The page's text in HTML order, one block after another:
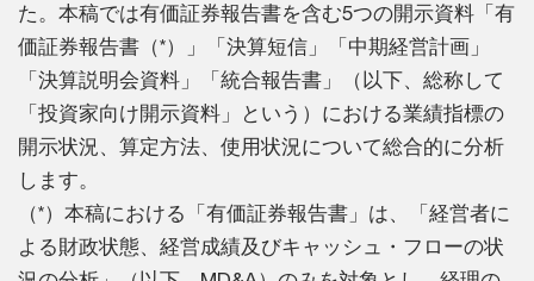
た。本稿では有価証券報告書を含む5つの開示資料「有
価証券報告書（*）」「決算短信」「中期経営計画」
「決算説明会資料」「統合報告書」（以下、総称して
「投資家向け開示資料」という）における業績指標の
開示状況、算定方法、使用状況について総合的に分析
します。
（*）本稿における「有価証券報告書」は、「経営者に
よる財政状態、経営成績及びキャッシュ・フローの状